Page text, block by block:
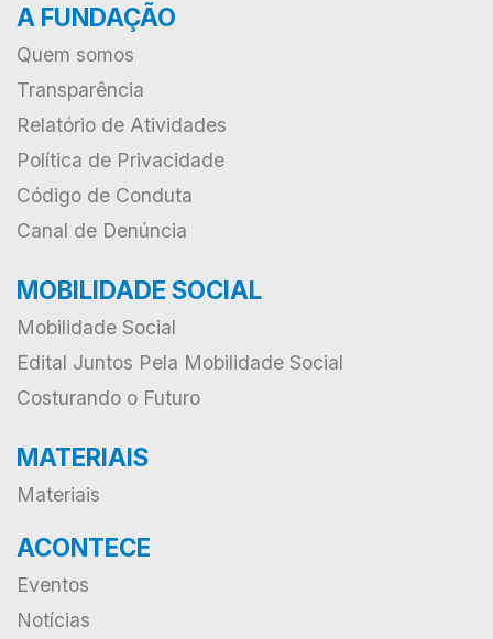
A FUNDAÇÃO
Quem somos
Transparência
Relatório de Atividades
Política de Privacidade
Código de Conduta
Canal de Denúncia
MOBILIDADE SOCIAL
Mobilidade Social
Edital Juntos Pela Mobilidade Social
Costurando o Futuro
MATERIAIS
Materiais
ACONTECE
Eventos
Notícias